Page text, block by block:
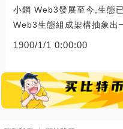
小鋼 Web3發展至今,生態
Web3生態組成架構抽象出
1900/1/1 0:00:00